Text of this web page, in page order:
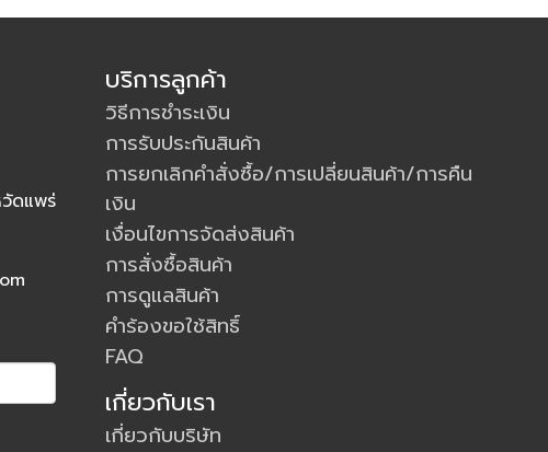
ดแพร่
บริการลูกค้า
วิธีการชำระเงิน
การรับประกันสินค้า
การยกเลิกคำสั่งซื้อ/การเปลี่ยนสินค้า/การคืน
เงิน
เงื่อนไขการจัดส่งสินค้า
การสั่งซื้อสินค้า
การดูแลสินค้า
คำร้องขอใช้สิทธิ์
FAQ
เกี่ยวกับเรา
เกี่ยวกับบริษัท